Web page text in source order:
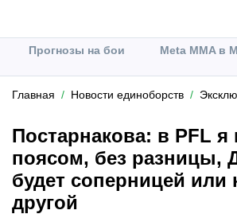
Прогнозы на бои Meta MMA в
Главная Новости единоборств
Постарнакова: в PFL я
поясом, без разницы,
будет соперницей или
другой